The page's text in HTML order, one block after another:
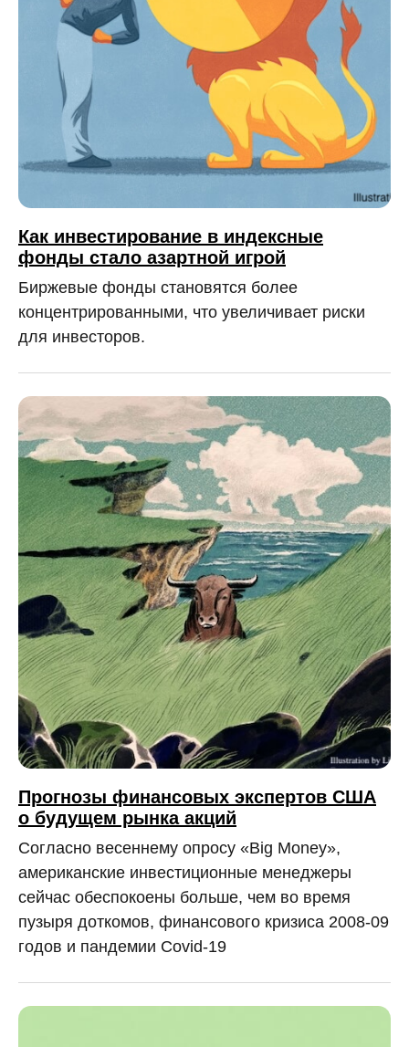
Как инвестирование в индексные
фонды стало азартной игрой
Биржевые фонды становятся более
концентрированными, что увеличивает риски
для инвесторов.
Прогнозы финансовых экспертов США
о будущем рынка акций
Согласно весеннему опросу «Big Money»,
американские инвестиционные менеджеры
сейчас обеспокоены больше, чем во время
пузыря доткомов, финансового кризиса 2008-09
годов и пандемии Covid-19